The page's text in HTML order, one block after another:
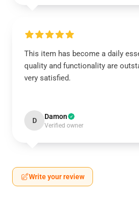
This item has become a daily
quality and functionality are
very satisfied.
D Damon
Verified owner
Write your review